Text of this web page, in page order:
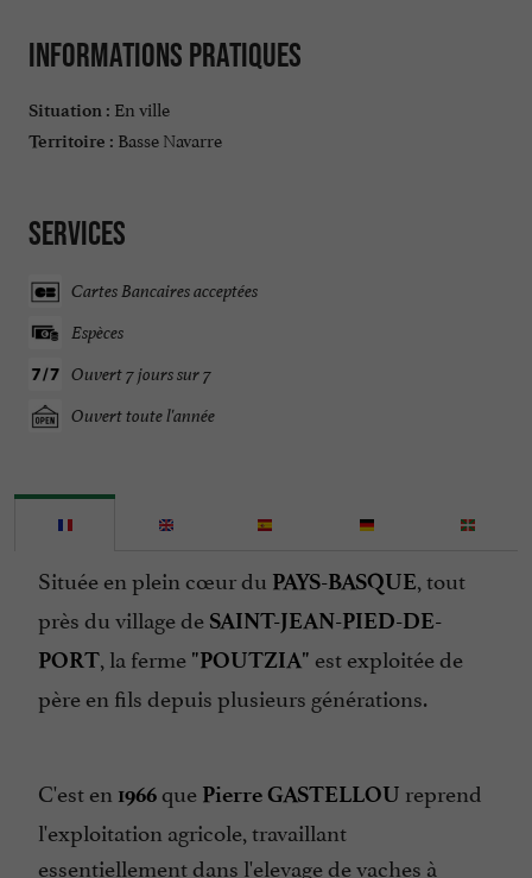
Informations pratiques
Situation : En ville
Territoire : Basse Navarre
Services
Cartes Bancaires acceptées
Espèces
Ouvert 7 jours sur 7
Ouvert toute l'année
Située en plein cœur du PAYS-BASQUE, tout
près du village de SAINT-JEAN-PIED-DE-
PORT, la ferme "POUTZIA" est exploitée de
père en fils depuis plusieurs générations.
C'est en 1966que Pierre GASTELLOU reprend
l'exploitation agricole, travaillant
essentiellement dans l'elevage de vaches à